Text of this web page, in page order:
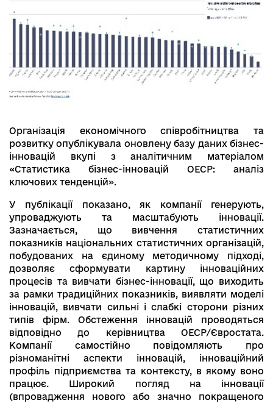
Організація економічного співробітництва та
розвитку опублікувала оновлену базу даних бізнес-
інновацій вкупі з аналітичним матеріалом
«Статистика бізнес-інновацій ОЕСР: аналіз
ключових тенденцій».
У публікації показано, як компанії генерують,
упроваджують та масштабують інновації.
Зазначається, що вивчення статистичних
показників національних статистичних організацій,
побудованих на єдиному методичному підході,
дозволяє сформувати картину інноваційних
процесів та вивчати бізнес-інновації, що виходить
за рамки традиційних показників, виявляти моделі
інновацій, вивчати сильні і слабкі сторони різних
типів фірм. Обстеження інновацій проводяться
відповідно до керівництва ОЕСР/Євростата.
Компанії самостійно повідомляють про
різноманітні аспекти інновацій, інноваційний
профіль підприємства та контексту, в якому воно
працює. Широкий погляд на інновації
(впровадження нового або значно покращеного